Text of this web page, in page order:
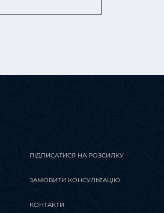
ПІДПИСАТИСЯ НА РОЗСИЛКУ
ЗАМОВИТИ КОНСУЛЬТАЦІЮ
КОНТАКТИ